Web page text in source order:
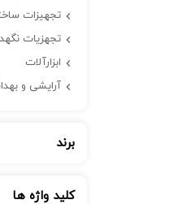
تجهیزات
تجهزیات
ابزارآلات
آرایشی و
برند
کلید واژه ها